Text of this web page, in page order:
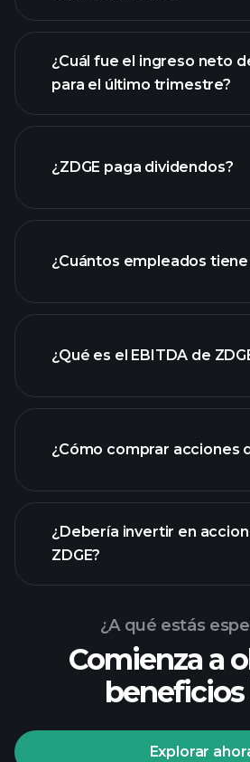
las
ZDGE
financieros de ZDGE
¿Cuál fue el ingreso neto
para el último trimestre?
¿ZDGE paga dividendos?
¿Cuántos empleados tiene
¿Qué es el EBITDA de
¿Cómo comprar acciones
Playtrade
¿Debería invertir en
ZDGE?
¿A qué estás
Comienza a
Explorar